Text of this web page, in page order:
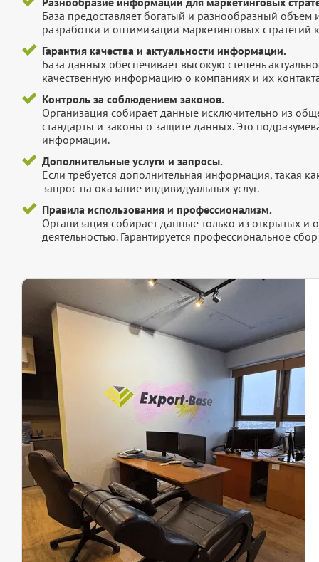
База предоставляет богатый и разнообразный
разработки и оптимизации маркетинговых стратегий
Гарантия качества и актуальности информации.
База данных обеспечивает высокую степень
качественную информацию о компаниях и их
Контроль за соблюдением законов.
Организация собирает данные исключительно из
стандарты и законы о защите данных. Это
информации.
Дополнительные услуги и запросы.
Если требуется дополнительная информация, такая
запрос на оказание индивидуальных услуг.
Правила использования и профессионализм.
Организация собирает данные только из открытых и
деятельностью. Гарантируется профессиональное